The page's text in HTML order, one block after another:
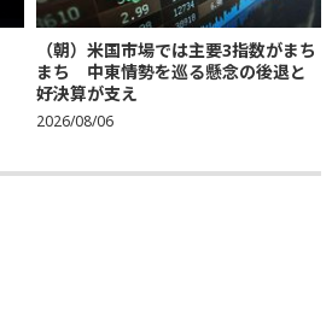
（朝）米国市場では主要3指数がまち
まち 中東情勢を巡る懸念の後退と
好決算が支え
2026/08/06